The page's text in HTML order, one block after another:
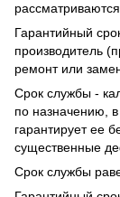
рассматриваются.
Гарантийный
производитель
ремонт или
Срок службы -
по назначению, в
гарантирует ее
существенные
Срок службы